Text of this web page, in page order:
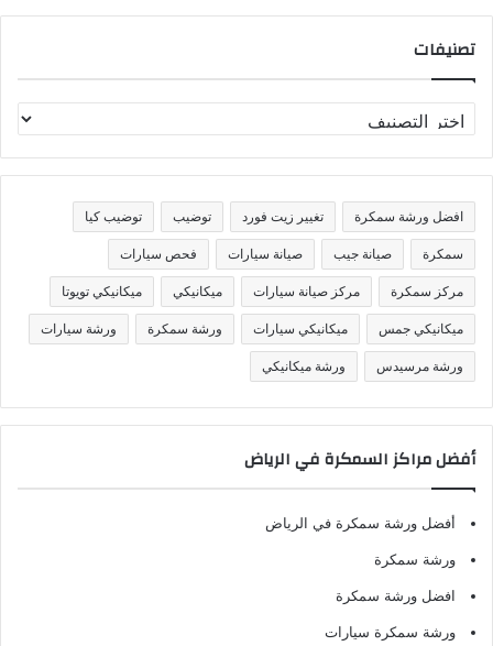
تصنيفات
ص
ن
ف
ا
افضل ورشة سمكرة تغيير زيت فورد توضيب توضيب كيا
سمكرة صيانة جيب صيانة سيارات فحص سيارات
مركز سمكرة مركز صيانة سيارات ميكانيكي ميكانيكي تويوتا
ميكانيكي جمس ميكانيكي سيارات ورشة سمكرة ورشة سيارات
ورشة مرسيدس ورشة ميكانيكي
أفضل مراكز السمكرة في الرياض
أفضل ورشة سمكرة في الرياض
ورشة سمكرة
افضل ورشة سمكرة
ورشة سمكرة سيارات